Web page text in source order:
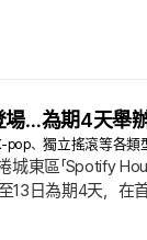
…為期4天舉辦
、獨立搖滾等各類
東區「Spotify
13日為期4天，在